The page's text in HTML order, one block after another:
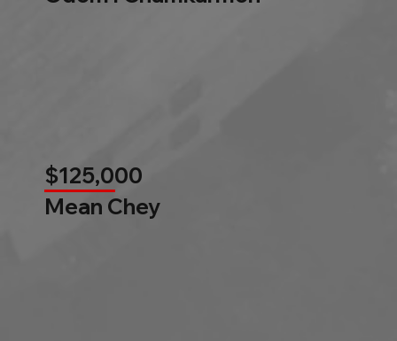
$125,000
Mean Chey